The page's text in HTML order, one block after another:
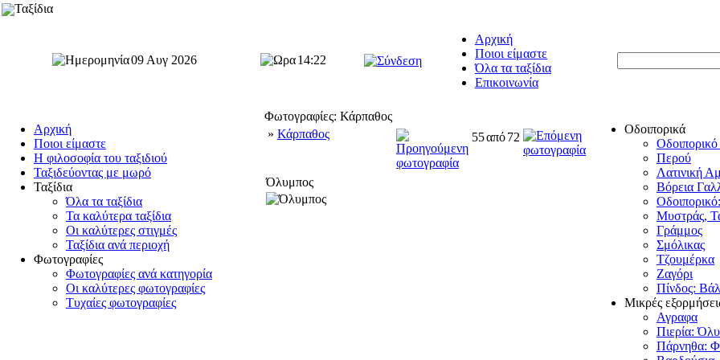
Ταξίδια
09 Αυγ 2026 14:22
Αρχική
Ποιοι είμαστε
Όλα τα ταξίδια
Επικοινωνία
Αρχική
Ποιοι είμαστε
Η φιλοσοφία του ταξιδιού
Ταξιδεύοντας με μωρό
Ταξίδια
Όλα τα ταξίδια
Τα καλύτερα ταξίδια
Οι καλύτερες στιγμές
Ταξίδια ανά περιοχή
Φωτογραφίες
Φωτογραφίες ανά κατηγορία
Οι καλύτερες φωτογραφίες
Τυχαίες φωτογραφίες
Φωτογραφίες: Κάρπαθος
» Κάρπαθος 55από72
Όλυμπος
Οδοιπορικά
Περού
Λατινική
Βόρεια
Μυστράς,
Γράμμος
Σμόλικας
Τζουμέρκα
Ζαγόρι
Πίνδος:
Μικρές
Αγραφα
Πιερία:
Πάρνηθα: